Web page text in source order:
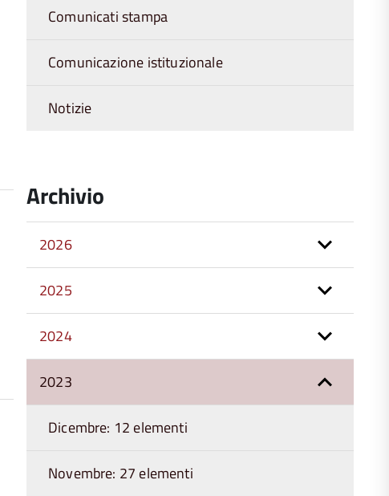
Comunicati stampa
Comunicazione istituzionale
Notizie
Archivio
2026
2025
2024
2023
Dicembre: 12 elementi
Novembre: 27 elementi